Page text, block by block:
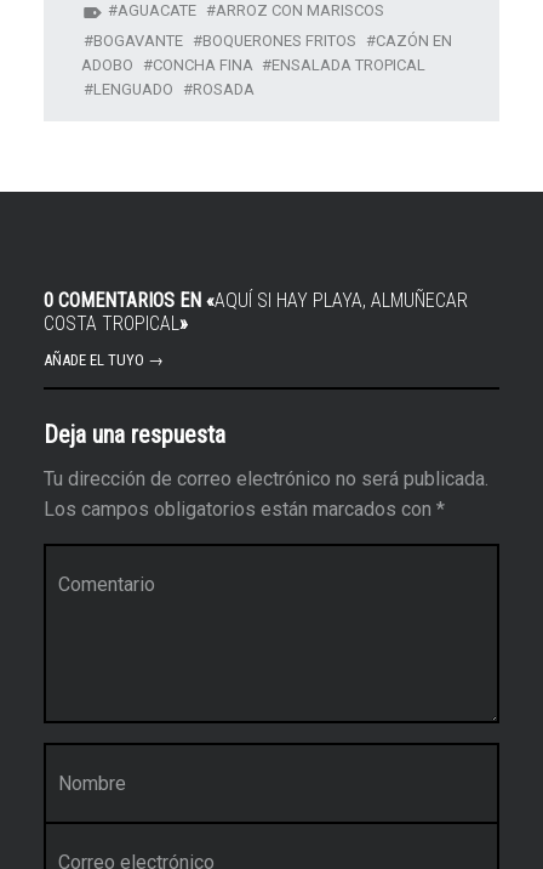
AGUACATE
ARROZ CON MARISCOS
BOGAVANTE
BOQUERONES FRITOS
CAZÓN EN
ADOBO
CONCHA FINA
ENSALADA TROPICAL
LENGUADO
ROSADA
0 COMENTARIOS EN «AQUÍ SI HAY PLAYA, ALMUÑECAR
COSTA TROPICAL »
AÑADE EL TUYO →
Deja una respuesta
Tu dirección de correo electrónico no será publicada.
Los campos obligatorios están marcados con *
Nombre
*